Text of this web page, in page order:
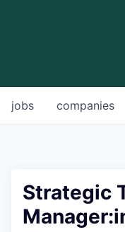
jobs companies
Strategic